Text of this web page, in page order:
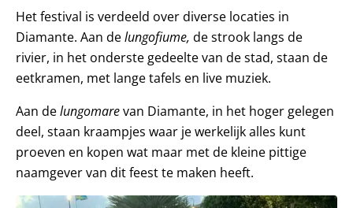
Het festival is verdeeld over diverse locaties in
Diamante. Aan delungofiume, de strook langs de
rivier, in het onderste gedeelte van de stad, staan de
eetkramen, met lange tafels en live muziek.
Aan delungomarevan Diamante, in het hoger gelegen
deel, staan kraampjes waar je werkelijk alles kunt
proeven en kopen wat maar met de kleine pittige
naamgever van dit feest te maken heeft.